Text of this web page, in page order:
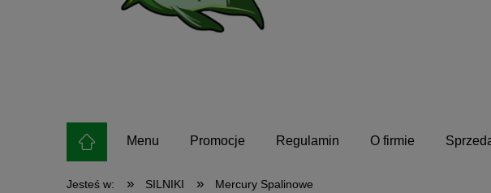
Menu Promocje Regulamin O firmie
Jesteś w: » SILNIKI » Mercury Spalinowe